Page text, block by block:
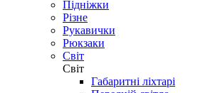
Підніжки
Різне
Рукавички
Рюкзаки
Світ
Світ
Габаритні ліхтарі